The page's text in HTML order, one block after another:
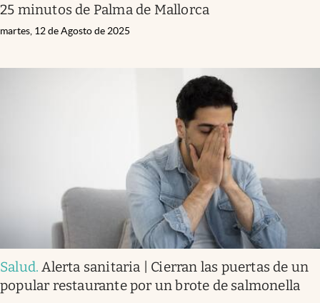
25 minutos de Palma de Mallorca
martes, 12 de Agosto de 2025
Salud.Alerta sanitaria | Cierran las puertas de un
popular restaurante por un brote de salmonella